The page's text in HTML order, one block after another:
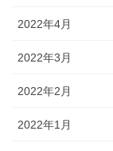
2022年4月
2022年3月
2022年2月
2022年1月